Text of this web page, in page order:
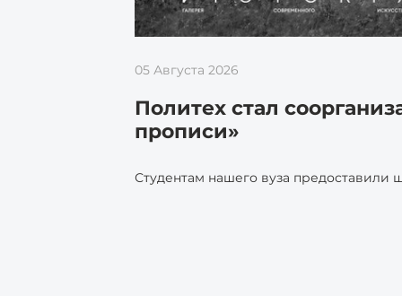
05 Августа 2026
Политех стал
прописи»
Студентам нашего вуза предоставили